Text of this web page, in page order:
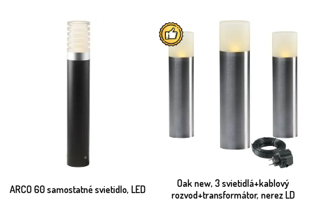
ARCO 60 samostatné svietidlo, LED
Oak new, 3 svietidlá+kablový
rozvod+transformátor, nerez LD